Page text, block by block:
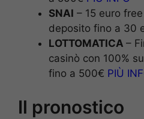
SNAI – 15 euro
deposito fino a 30
LOTTOMATICA –
casinò con 100%
fino a 500€ PIÙ
Il pronostico